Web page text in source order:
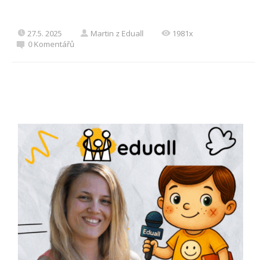
27.5. 2025 Martin z Eduall
1981x
0 Komentářů